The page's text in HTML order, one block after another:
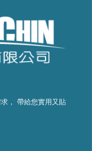
， 帶給您實用又貼